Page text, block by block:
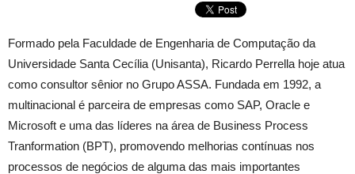
Formado pela Faculdade de Engenharia de Computação da
Universidade Santa Cecília (Unisanta), Ricardo Perrella hoje atua
como consultor sênior no Grupo ASSA. Fundada em 1992, a
multinacional é parceira de empresas como SAP, Oracle e
Microsoft e uma das líderes na área de Business Process
Tranformation (BPT), promovendo melhorias contínuas nos
processos de negócios de alguma das mais importantes